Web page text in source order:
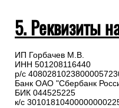
5. Реквизиты
ИП Горбачев М.В.
ИНН 501208116440
р/с
Банк ОАО "Сбербанк
БИК 044525225
к/с